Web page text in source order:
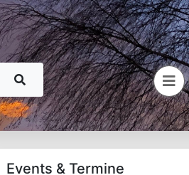
Events & Termine